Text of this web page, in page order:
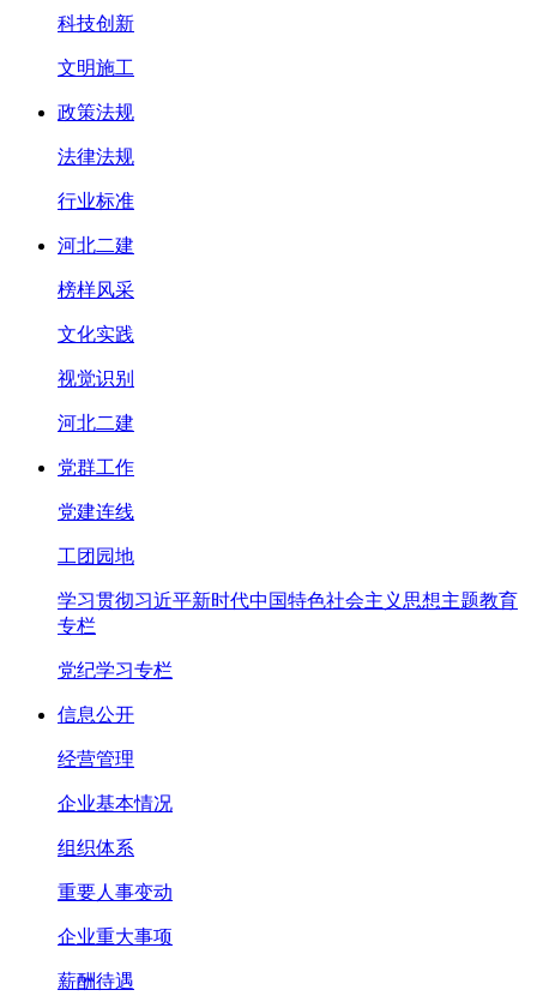
科技创新
文明施工
政策法规
法律法规
行业标准
河北二建
榜样风采
文化实践
视觉识别
河北二建
党群工作
党建连线
工团园地
学习贯彻习近平新时代中国特色社会主义思想主题教育
专栏
党纪学习专栏
信息公开
经营管理
企业基本情况
组织体系
重要人事变动
企业重大事项
薪酬待遇